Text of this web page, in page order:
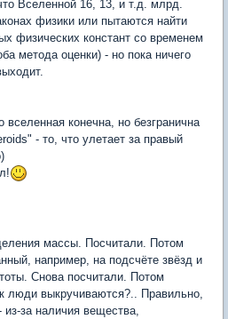
Вселенной 16, 13, и т.д. млрд.
физики или пытаются найти
физических констант со временем
метода оценки) - но пока ничего
конечна, но безгранична
- то, что улетает за правый
массы. Посчитали. Потом
например, на подсчёте звёзд и
Снова посчитали. Потом
люди выкручиваются?.. Правильно,
из-за наличия вещества,